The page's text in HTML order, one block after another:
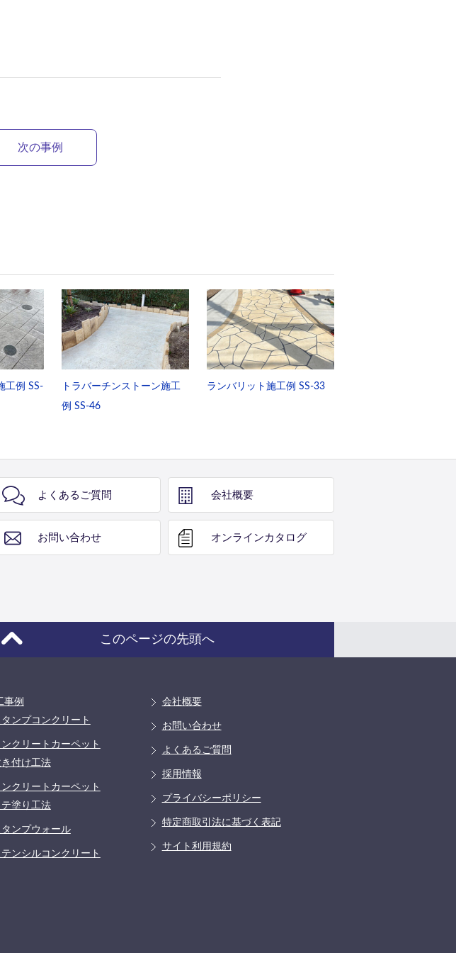
次の事例
工例 SS-
トラバーチンストーン施工
例 SS-46
ランバリット施工例 SS-33
よくあるご質問 会社概要
お問い合わせ オンライン カタログ
このページの先頭へ
事例
タンプコンクリート
ンクリートカーペット
き付け工法
ンクリートカーペット
テ塗り工法
タンプウォール
テンシルコンクリート
会社概要
お問い合わせ
よくあるご質問
採用情報
プライバシーポリシー
特定商取引法に基づく表記
サイト利用規約